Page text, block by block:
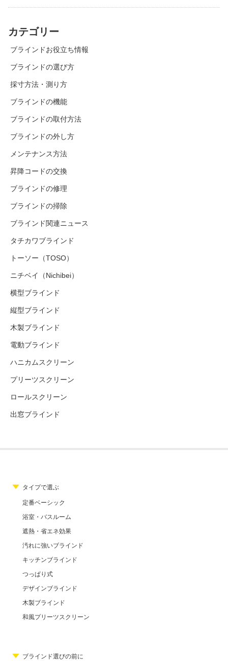
カテゴリー
ブラインドお役立ち情報
ブラインドの選び方
採寸方法・測り方
ブラインドの機能
ブラインドの取付方法
ブラインドの外し方
メンテナンス方法
昇降コードの交換
ブラインドの修理
ブラインドの掃除
ブラインド関連ニュース
タチカワブラインド
トーソー（TOSO）
ニチベイ（Nichibei）
横型ブラインド
縦型ブラインド
木製ブラインド
電動ブラインド
ハニカムスクリーン
プリーツスクリーン
ロールスクリーン
出窓ブラインド
タイプで選ぶ
定番ベーシック
浴室・バスルーム
遮熱・省エネ効果
汚れに強いブラインド
キッチンブラインド
つっぱり式
デザインブラインド
木製ブラインド
和風プリーツスクリーン
ブラインド選びの前に